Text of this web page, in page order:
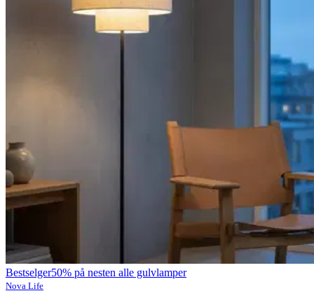
Bestselger50% på nesten alle gulvlamper
Nova Life